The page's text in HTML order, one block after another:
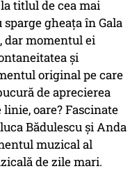
titlul de cea mai
gheața în Gala
dar momentul ei
și
original pe care
de aprecierea
oare? Fascinate
Bădulescu și Anda
muzical al
de zile mari.